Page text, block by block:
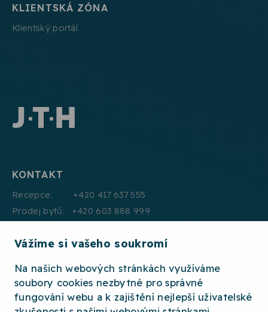
Vážíme si vašeho soukromí
Na našich webových stránkách využíváme
soubory cookies nezbytné pro správné
fungování webu a k zajištění nejlepší uživatelské
KLIENTSKÁ ZÓNA
Klientský portál
KONTAKT
Recepce: +420 417 637 555
Prodej bytů: +420 603 888 999
E:mail: info@jth.cz